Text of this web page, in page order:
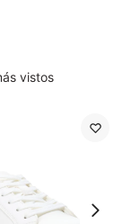
vistos